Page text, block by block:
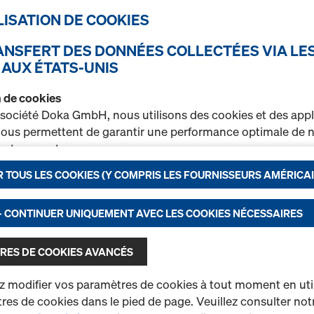
La planche de
petites distances entre
coffrage Ringlock ou
être utilisée pour se
circulaires et réaliser des
équipée d'un bouchon
Sélectionner la variante
Neuf
Occasion
DE COOKIES
DES DONNÉES COLLECTÉES VIA
ÉTATS-UNIS
de cookies
Doka GmbH, nous utilisons des cookies et des
permettent de garantir une performance optimale de
en permanence la fonctionnalité de notre site Internet
un processus d’achat optimal lors de l’utilisation de la
et statistiques) ou
sur certaines plateformes une publicité ciblée adaptée à
(marketing).
des données. Vous avez également la possibilité de
avancés des cookies).
TOUS LES COOKIES (Y COMPRIS LES FOURNISSEURS
CONTINUER UNIQUEMENT AVEC LES COOKIES NÉCESSAIRES
DE COOKIES AVANCÉS
modifier vos paramètres de cookies à tout moment en
de cookies dans le pied de page. Veuillez consulter